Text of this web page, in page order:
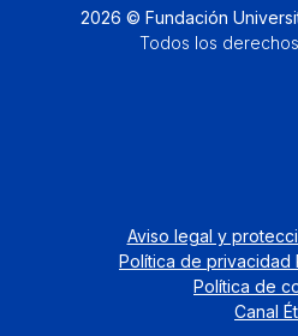
2026 © Fundación
Todos los
Aviso legal y
Política de privacidad
Política de
Canal